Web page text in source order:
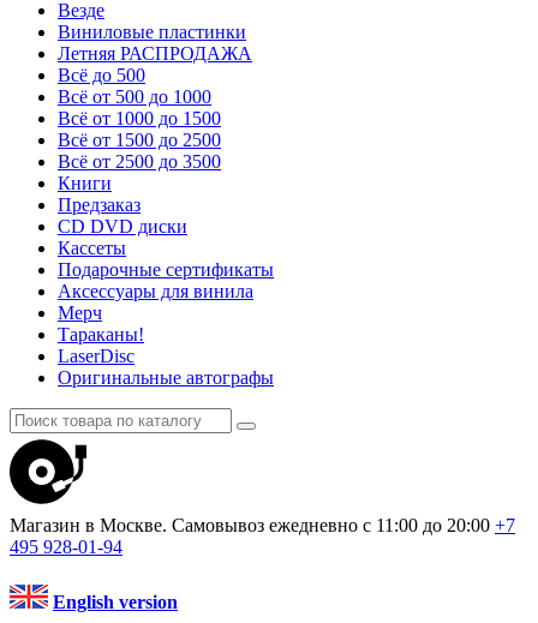
Везде
Виниловые пластинки
Летняя РАСПРОДАЖА
Всё до 500
Всё от 500 до 1000
Всё от 1000 до 1500
Всё от 1500 до 2500
Всё от 2500 до 3500
Книги
Предзаказ
CD DVD диски
Кассеты
Подарочные сертификаты
Аксессуары для винила
Мерч
Тараканы!
LaserDisc
Оригинальные автографы
Магазин в Москве. Самовывоз ежедневно с 11:00 до 20:00 +7
495 928-01-94
English version